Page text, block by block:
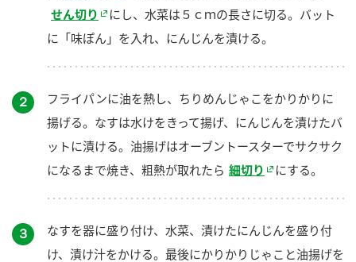
せん切り
にし、水菜は５ｃｍの長さに切る。バット
に「味ぽん」を入れ、にんじんを漬ける。
２
フライパンに油を熱し、ちりめんじゃこをかりかりに
揚げる。なすは水けをきって揚げ、にんじんを漬けたバ
ットに漬ける。油揚げはオーブントースターでサクサク
になるまで焼き、粗熱が取れたら 細切り にする。
３
なすを器に盛り付け、水菜、漬けたにんじんを盛り付
け、漬け汁をかける。最後にかりかりじゃこと油揚げを